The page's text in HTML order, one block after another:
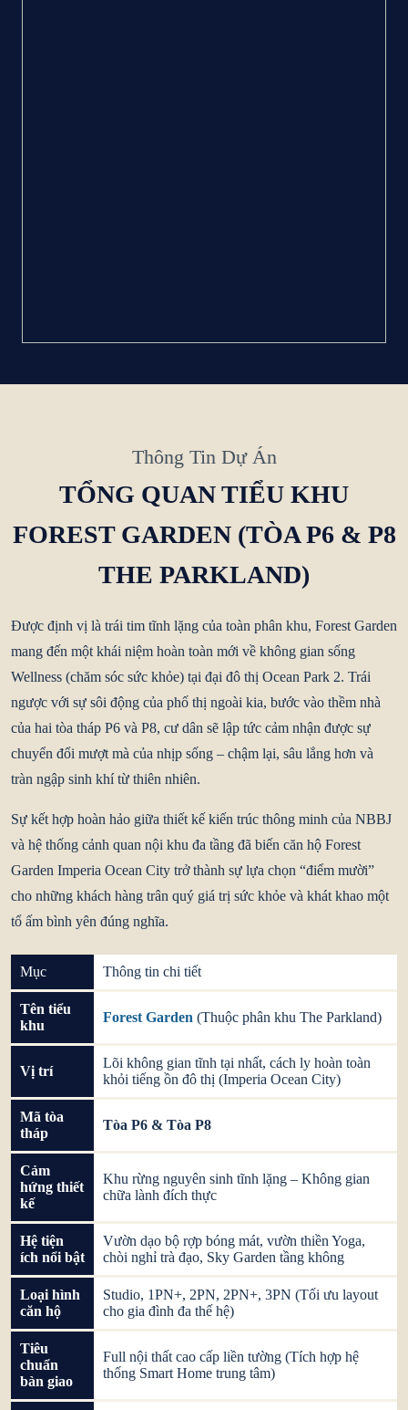
Thông Tin Dự Án
TỔNG QUAN TIỂU KHU
FOREST GARDEN (TÒA P6 & P8
THE PARKLAND)
Được định vị là trái tim tĩnh lặng của toàn phân khu, Forest Garden
mang đến một khái niệm hoàn toàn mới về không gian sống
Wellness (chăm sóc sức khỏe) tại đại đô thị Ocean Park 2. Trái
ngược với sự sôi động của phố thị ngoài kia, bước vào thềm nhà
của hai tòa tháp P6 và P8, cư dân sẽ lập tức cảm nhận được sự
chuyển đổi mượt mà của nhịp sống – chậm lại, sâu lắng hơn và
tràn ngập sinh khí từ thiên nhiên.
Sự kết hợp hoàn hảo giữa thiết kế kiến trúc thông minh của NBBJ
và hệ thống cảnh quan nội khu đa tầng đã biến căn hộ Forest
Garden Imperia Ocean City trở thành sự lựa chọn “điểm mười”
cho những khách hàng trân quý giá trị sức khỏe và khát khao một
tổ ấm bình yên đúng nghĩa.
Mục Thông tin chi tiết
Tên tiểu
khu
Forest Garden (Thuộc phân khu The Parkland)
Vị trí
Lõi không gian tĩnh tại nhất, cách ly hoàn toàn
khỏi tiếng ồn đô thị (Imperia Ocean City)
Mã tòa
tháp
Tòa P6 & Tòa P8
Cảm
hứng thiết
kế
Khu rừng nguyên sinh tĩnh lặng – Không gian
chữa lành đích thực
Hệ tiện
ích nổi bật
Vườn dạo bộ rợp bóng mát, vườn thiền Yoga,
chòi nghỉ trà đạo, Sky Garden tầng không
Loại hình
căn hộ
Studio, 1PN+, 2PN, 2PN+, 3PN (Tối ưu layout
cho gia đình đa thế hệ)
Tiêu
chuẩn
bàn giao
Full nội thất cao cấp liền tường (Tích hợp hệ
thống Smart Home trung tâm)